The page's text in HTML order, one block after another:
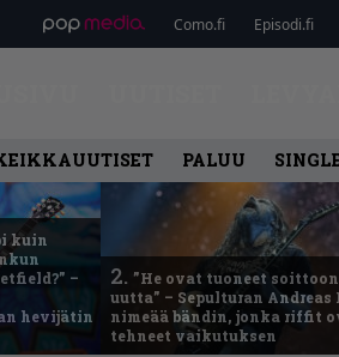
Como.fi Episodi.fi
PALUU
kuin
–
hevijätin
2. ”He ovat tuoneet
uutta” – Sepulturan Andreas
nimeää bändin, jonka riffit
tehneet vaikutuksen